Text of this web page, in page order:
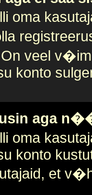
oma
veel
konto
aga
oma
konto
et